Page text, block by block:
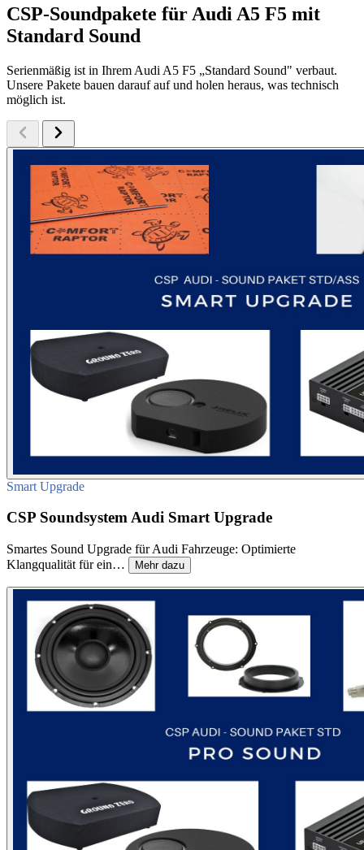
CSP-Soundpakete für Audi A5 F5 mit
Standard Sound
Serienmäßig ist in Ihrem Audi A5 F5 „Standard Sound" verbaut.
Unsere Pakete bauen darauf auf und holen heraus, was technisch
möglich ist.
Smart Upgrade
CSP Soundsystem Audi Smart Upgrade
Smartes Sound Upgrade für Audi Fahrzeuge: Optimierte
Klangqualität für ein…
Mehr dazu